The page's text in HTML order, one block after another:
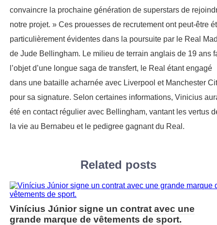
convaincre la prochaine génération de superstars de
notre projet. » Ces prouesses de recrutement ont peut-être
particulièrement évidentes dans la poursuite par le Real
de Jude Bellingham. Le milieu de terrain anglais de 19 ans
l’objet d’une longue saga de transfert, le Real étant engagé
dans une bataille acharnée avec Liverpool et Manchester
pour sa signature. Selon certaines informations, Vinicius
été en contact régulier avec Bellingham, vantant les vertus
la vie au Bernabeu et le pedigree gagnant du Real.
Related posts
Vinícius Júnior signe un contrat avec une
grande marque de vêtements de sport.